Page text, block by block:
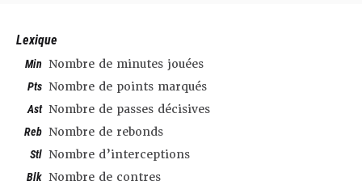
Lexique
Min Nombre de minutes jouées
Pts Nombre de points marqués
Ast Nombre de passes décisives
Reb Nombre de rebonds
Stl Nombre d’interceptions
Blk Nombre de contres